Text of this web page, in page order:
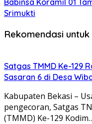
Babinsa Koramil 01
Srimukti
Rekomendasi untuk
Satgas TMMD Ke-129
Sasaran 6 di Desa
Kabupaten Bekasi –
pengecoran, Satgas
(TMMD) Ke-129